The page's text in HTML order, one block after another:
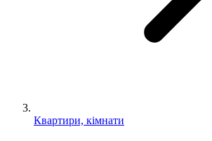
Квартири, кімнати